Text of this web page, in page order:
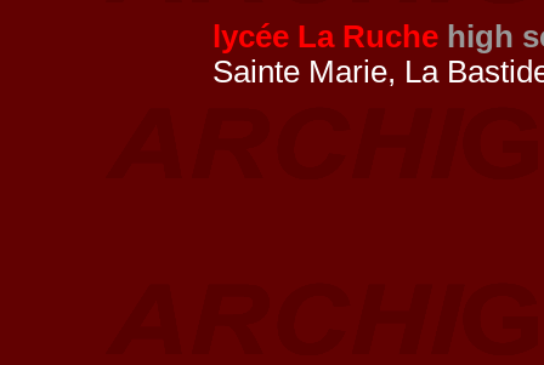
lycée La Ruche high
Sainte Marie, La